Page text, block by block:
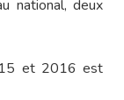
national, deux
et 2016 est